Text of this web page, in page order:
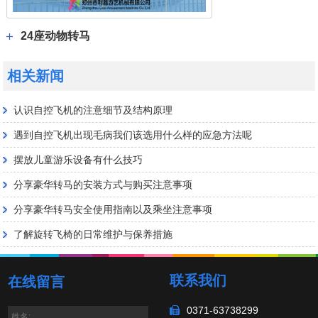
24座动物转马
相关新闻
认识自控飞机的注意细节及结构原理
遇到自控飞机出现毛病我们该选用什么样的应急方法呢
摆放儿童游乐设备有什么技巧
分享豪华转马的安装方式与购买注意事项
分享豪华转马安全使用指南以及乘坐注意事项
了解旋转飞椅的日常维护与保养措施
在线留言 联系我们
0371-63738299